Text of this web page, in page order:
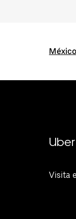
México
Uber
Visita